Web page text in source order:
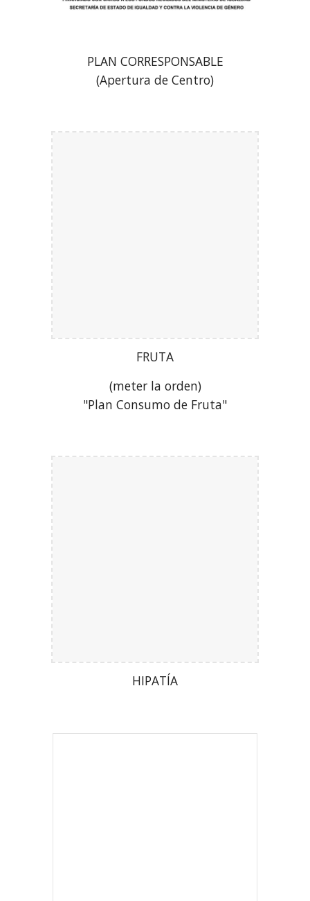
PLAN CORRESPONSABLE
(Apertura de Centro)
FRUTA
(meter la orden)
"Plan Consumo de Fruta"
HIPATÍA